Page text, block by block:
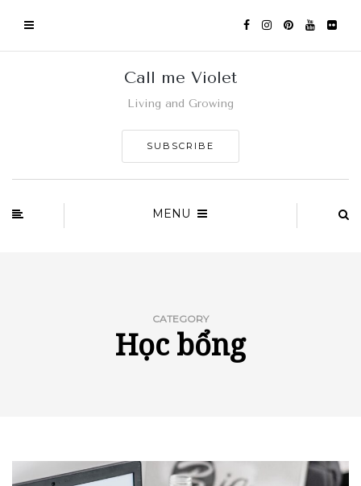
Call me Violet
Living and Growing
SUBSCRIBE
MENU
CATEGORY
Học bổng